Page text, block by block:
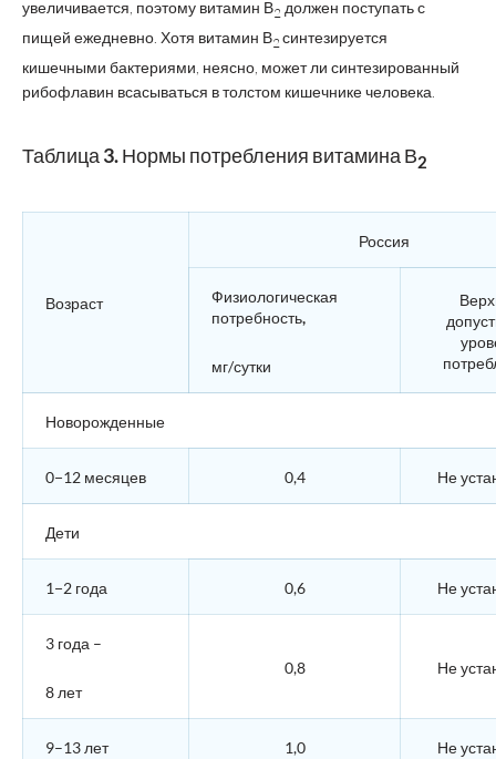
увеличивается, поэтому витамин В2 должен поступать с
пищей ежедневно. Хотя витамин В2 синтезируется
кишечными бактериями, неясно, может ли синтезированный
рибофлавин всасываться в толстом кишечнике человека.
Таблица 3. Нормы потребления витамина В2
Возраст
Россия
Физиологическая
потребность,
мг/сутки
Новорожденные
0−12 месяцев 0,4 Не
Дети
1−2 года 0,6 Не
3 года –
8 лет
0,8 Не
9–13 лет 1,0 Не